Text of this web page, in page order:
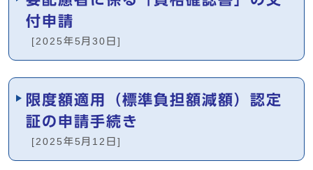
付申請
[2025年5月30日]
限度額適用（標準負担額減額）認定
証の申請手続き
[2025年5月12日]